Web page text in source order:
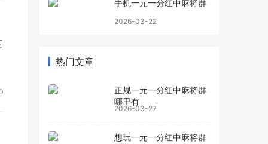
手机一元一分红中麻将群
2026-03-22
热门文章
正规一元一分红中麻将群
哪里有
2026-03-27
想玩一元一分红中麻将群